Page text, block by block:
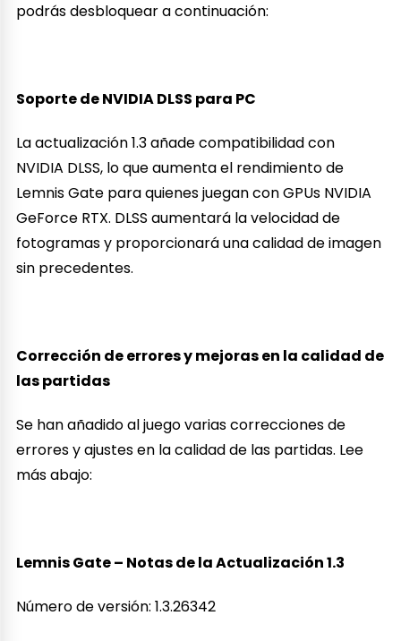
podrás desbloquear a continuación:
Soporte de NVIDIA DLSS para PC
La actualización 1.3 añade compatibilidad con
NVIDIA DLSS, lo que aumenta el rendimiento de
Lemnis Gate para quienes juegan con GPUs NVIDIA
GeForce RTX. DLSS aumentará la velocidad de
fotogramas y proporcionará una calidad de imagen
sin precedentes.
Corrección de errores y mejoras en la calidad de
las partidas
Se han añadido al juego varias correcciones de
errores y ajustes en la calidad de las partidas. Lee
más abajo:
Lemnis Gate – Notas de la Actualización 1.3
Número de versión: 1.3.26342